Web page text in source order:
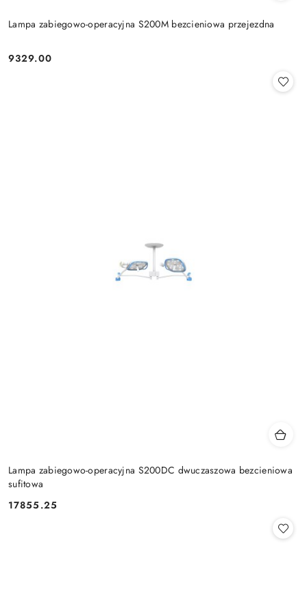
Lampa zabiegowo-operacyjna S200M bezcieniowa przejezdna
Cena:
9329.00
Lampa zabiegowo-operacyjna S200DC dwuczaszowa bezcieniowa
sufitowa
Cena:
17855.25